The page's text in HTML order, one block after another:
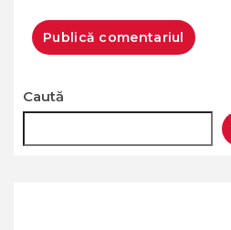
Caută